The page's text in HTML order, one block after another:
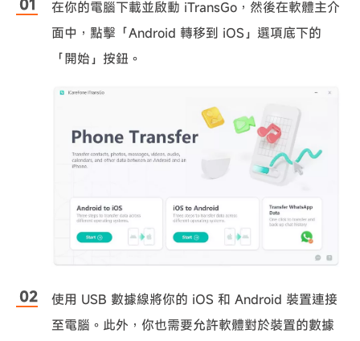
在你的電腦下載並啟動 iTransGo，然後在軟體主介
面中，點擊「Android 轉移到 iOS」選項底下的
「開始」按鈕。
使用 USB 數據線將你的 iOS 和 Android 裝置連接
至電腦。此外，你也需要允許軟體對於裝置的數據